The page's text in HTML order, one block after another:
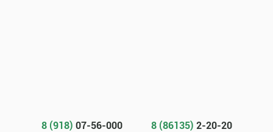
8 (918) 07-56-000 8 (86135) 2-20-20